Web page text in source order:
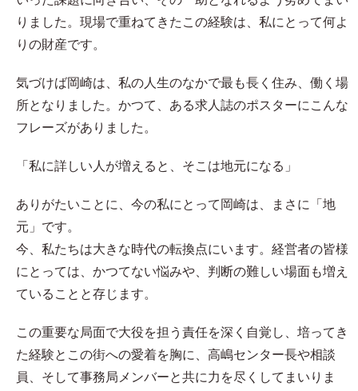
りました。現場で重ねてきたこの経験は、私にとって何よ
りの財産です。
気づけば岡崎は、私の人生のなかで最も長く住み、働く場
所となりました。かつて、ある求人誌のポスターにこんな
フレーズがありました。
「私に詳しい人が増えると、そこは地元になる」
ありがたいことに、今の私にとって岡崎は、まさに「地
元」です。
今、私たちは大きな時代の転換点にいます。経営者の皆様
にとっては、かつてない悩みや、判断の難しい場面も増え
ていることと存じます。
この重要な局面で大役を担う責任を深く自覚し、培ってき
た経験とこの街への愛着を胸に、高嶋センター長や相談
員、そして事務局メンバーと共に力を尽くしてまいりま